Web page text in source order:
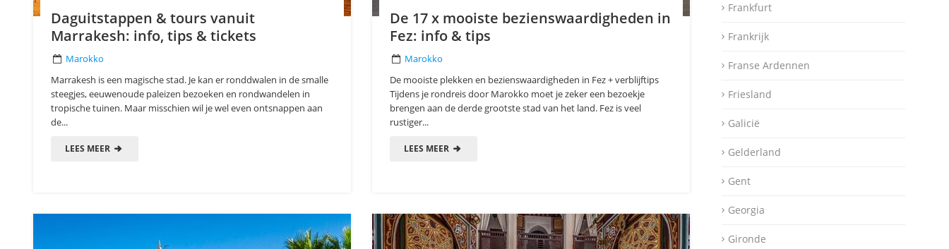
Daguitstappen & tours vanuit
Marrakesh: info, tips & tickets
Marokko
Marrakesh is een magische stad. Je kan er ronddwalen in de smalle
steegjes, eeuwenoude paleizen bezoeken en rondwandelen in
tropische tuinen. Maar misschien wil je wel even ontsnappen aan
de...
LEES MEER
De 17 x mooiste bezienswaardigheden in
Fez: info & tips
Marokko
De mooiste plekken en bezienswaardigheden in Fez + verblijftips
Tijdens je rondreis door Marokko moet je zeker een bezoekje
brengen aan de derde grootste stad van het land. Fez is veel
rustiger...
LEES MEER
Frankfurt
Frankrijk
Franse Ardennen
Friesland
Galicië
Gelderland
Gent
Georgia
Gironde